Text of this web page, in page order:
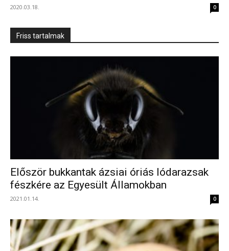
2020.03.18. 0
Friss tartalmak
Először bukkantak ázsiai óriás lódarazsak
fészkére az Egyesült Államokban
2021.01.14. 0